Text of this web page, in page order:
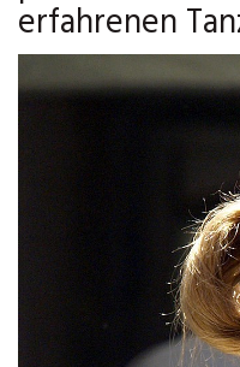
erfahrenen